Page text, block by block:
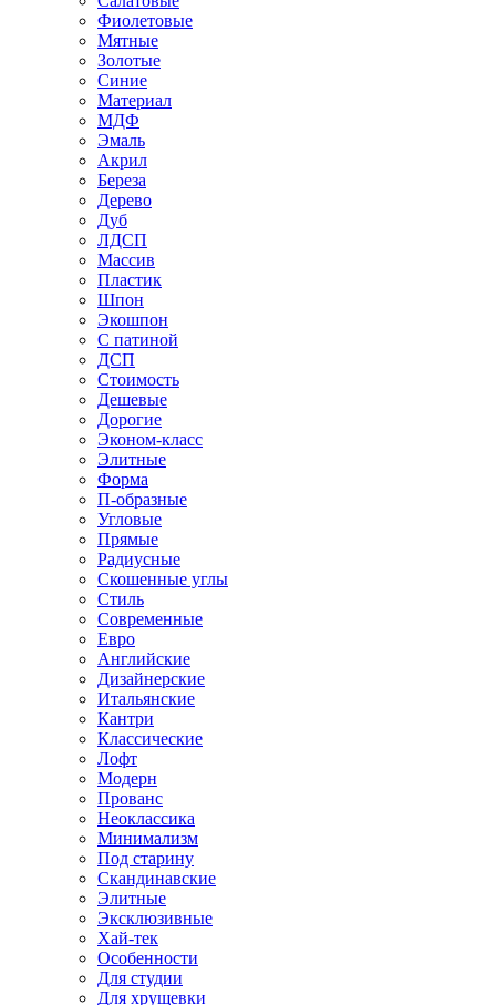
Фиолетовые
Мятные
Золотые
Синие
Материал
МДФ
Эмаль
Акрил
Береза
Дерево
Дуб
ЛДСП
Массив
Пластик
Шпон
Экошпон
С патиной
ДСП
Стоимость
Дешевые
Дорогие
Эконом-класс
Элитные
Форма
П-образные
Угловые
Прямые
Радиусные
Скошенные углы
Стиль
Современные
Евро
Английские
Дизайнерские
Итальянские
Кантри
Классические
Лофт
Модерн
Прованс
Неоклассика
Минимализм
Под старину
Скандинавские
Элитные
Эксклюзивные
Хай-тек
Особенности
Для студии
Для хрущевки